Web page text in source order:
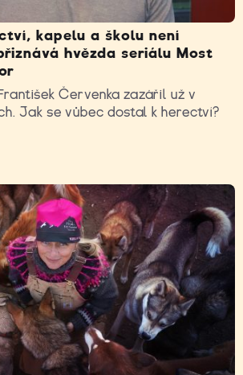
kapelu a školu není
hvězda seriálu Most
Červenka zazářil už v
Jak se vůbec dostal k herectví?